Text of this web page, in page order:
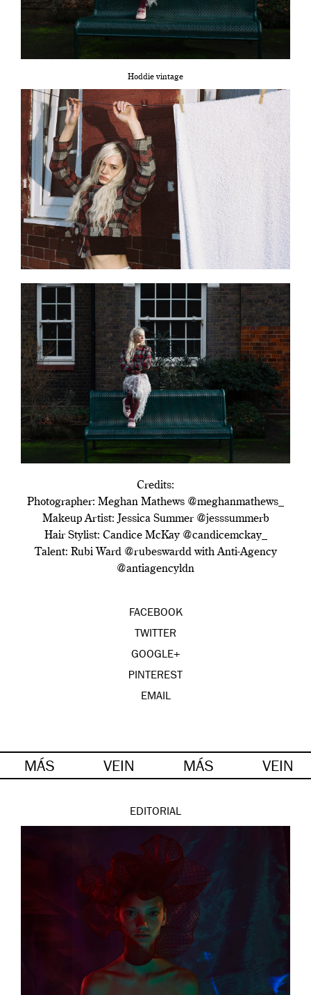
Hoddie vintage
Credits:
Photographer: Meghan Mathews @meghanmathews_
Makeup Artist: Jessica Summer @jesssummerb
Hair Stylist: Candice McKay @candicemckay_
Talent: Rubi Ward @rubeswardd with Anti-Agency
@antiagencyldn
FACEBOOK
TWITTER
GOOGLE+
PINTEREST
EMAIL
MÁS VEIN MÁS VEIN
EDITORIAL